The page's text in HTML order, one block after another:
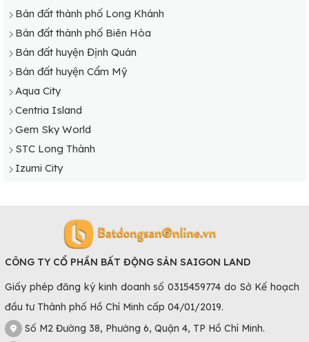
Bán đất thành phố Long Khánh
Bán đất thành phố Biên Hòa
Bán đất huyện Định Quán
Bán đất huyện Cẩm Mỹ
Aqua City
Centria Island
Gem Sky World
STC Long Thành
Izumi City
CÔNG TY CỔ PHẦN BẤT ĐỘNG SẢN SAIGON LAND
Giấy phép đăng ký kinh doanh số 0315459774 do Sở Kế hoạch
đầu tư Thành phố Hồ Chí Minh cấp 04/01/2019.
Số M2 Đường 38, Phường 6, Quận 4, TP Hồ Chí Minh.